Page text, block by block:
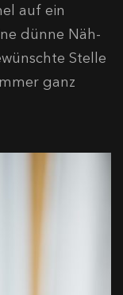
auf ein
dünne Näh-
Stelle
ganz